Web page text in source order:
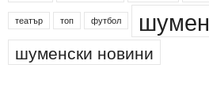
театър топ футбол шумен
шуменски новини